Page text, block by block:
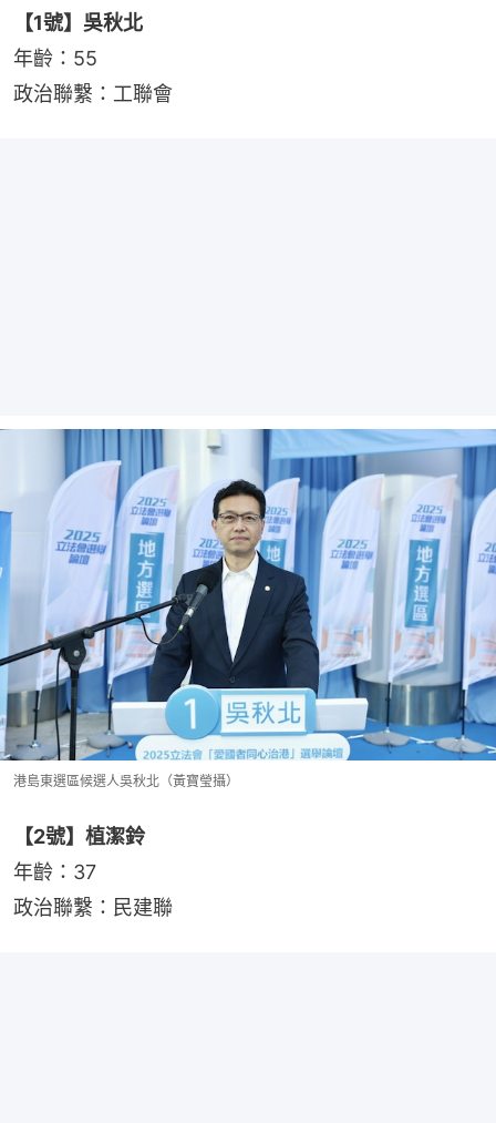
【1號】吳秋北
年齡：55
政治聯繫：工聯會
港島東選區候選人吳秋北（黃寶瑩攝）
【2號】植潔鈴
年齡：37
政治聯繫：民建聯